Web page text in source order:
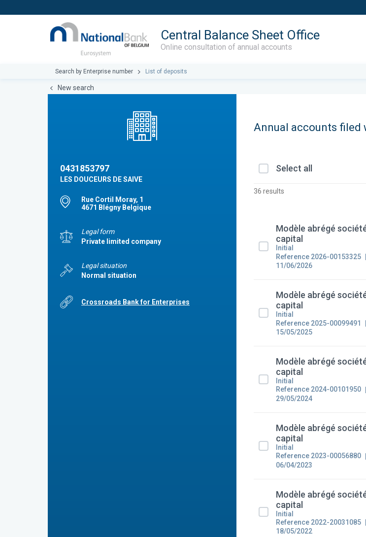
Central Balance Sheet Office
Online consultation of annual accounts
Search by Enterprise number List of deposits
New search
0431853797
LES DOUCEURS DE SAIVE
Rue Cortil Moray, 1
4671 Blégny Belgique
Legal form
Private limited company
Legal situation
Normal situation
Crossroads Bank for Enterprises
Annual accounts filed
Select all
36 results
Modèle abrégé
capital
Initial
Reference 2026-00153325
11/06/2026
Modèle abrégé
capital
Initial
Reference 2025-00099491
15/05/2025
Modèle abrégé
capital
Initial
Reference 2024-00101950
29/05/2024
Modèle abrégé
capital
Initial
Reference 2023-00056880
06/04/2023
Modèle abrégé
capital
Initial
Reference 2022-20031085
18/05/2022